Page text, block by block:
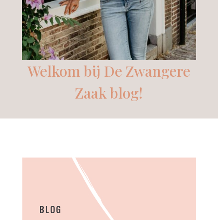
Welkom bij De Zwangere
Zaak blog!
BLOG